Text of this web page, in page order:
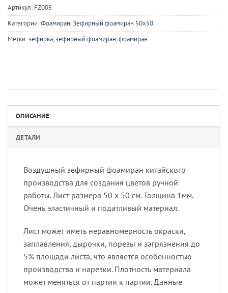
Артикул: FZ005
Категории:Фоамиран,Зефирный фоамиран 50х50
Метки:зефирка,зефирный фоамиран,фоамиран
ОПИСАНИЕ
ДЕТАЛИ
Воздушный зефирный фоамиран китайского
производства для создания цветов ручной
работы. Лист размера 50 х 50 см. Толщина 1мм.
Очень эластичный и податливый материал.
Лист может иметь неравномерность окраски,
заплавления, дырочки, порезы и загрязнения до
5% площади листа, что является особенностью
производства и нарезки. Плотность материала
может меняться от партии к партии. Данные